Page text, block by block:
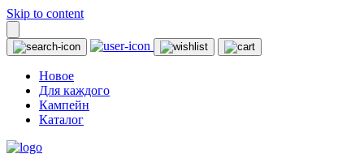
Skip to content
Новое
Для каждого
Кампейн
Каталог